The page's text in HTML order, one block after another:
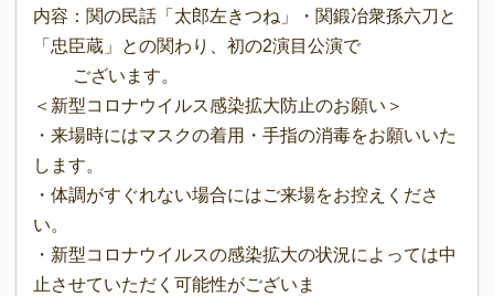
内容：関の民話「太郎左きつね」・関鍛冶衆孫六刀と
「忠臣蔵」との関わり、初の2演目公演で
ございます。
＜新型コロナウイルス感染拡大防止のお願い＞
・来場時にはマスクの着用・手指の消毒をお願いいた
します。
・体調がすぐれない場合にはご来場をお控えくださ
い。
・新型コロナウイルスの感染拡大の状況によっては中
止させていただく可能性がございま